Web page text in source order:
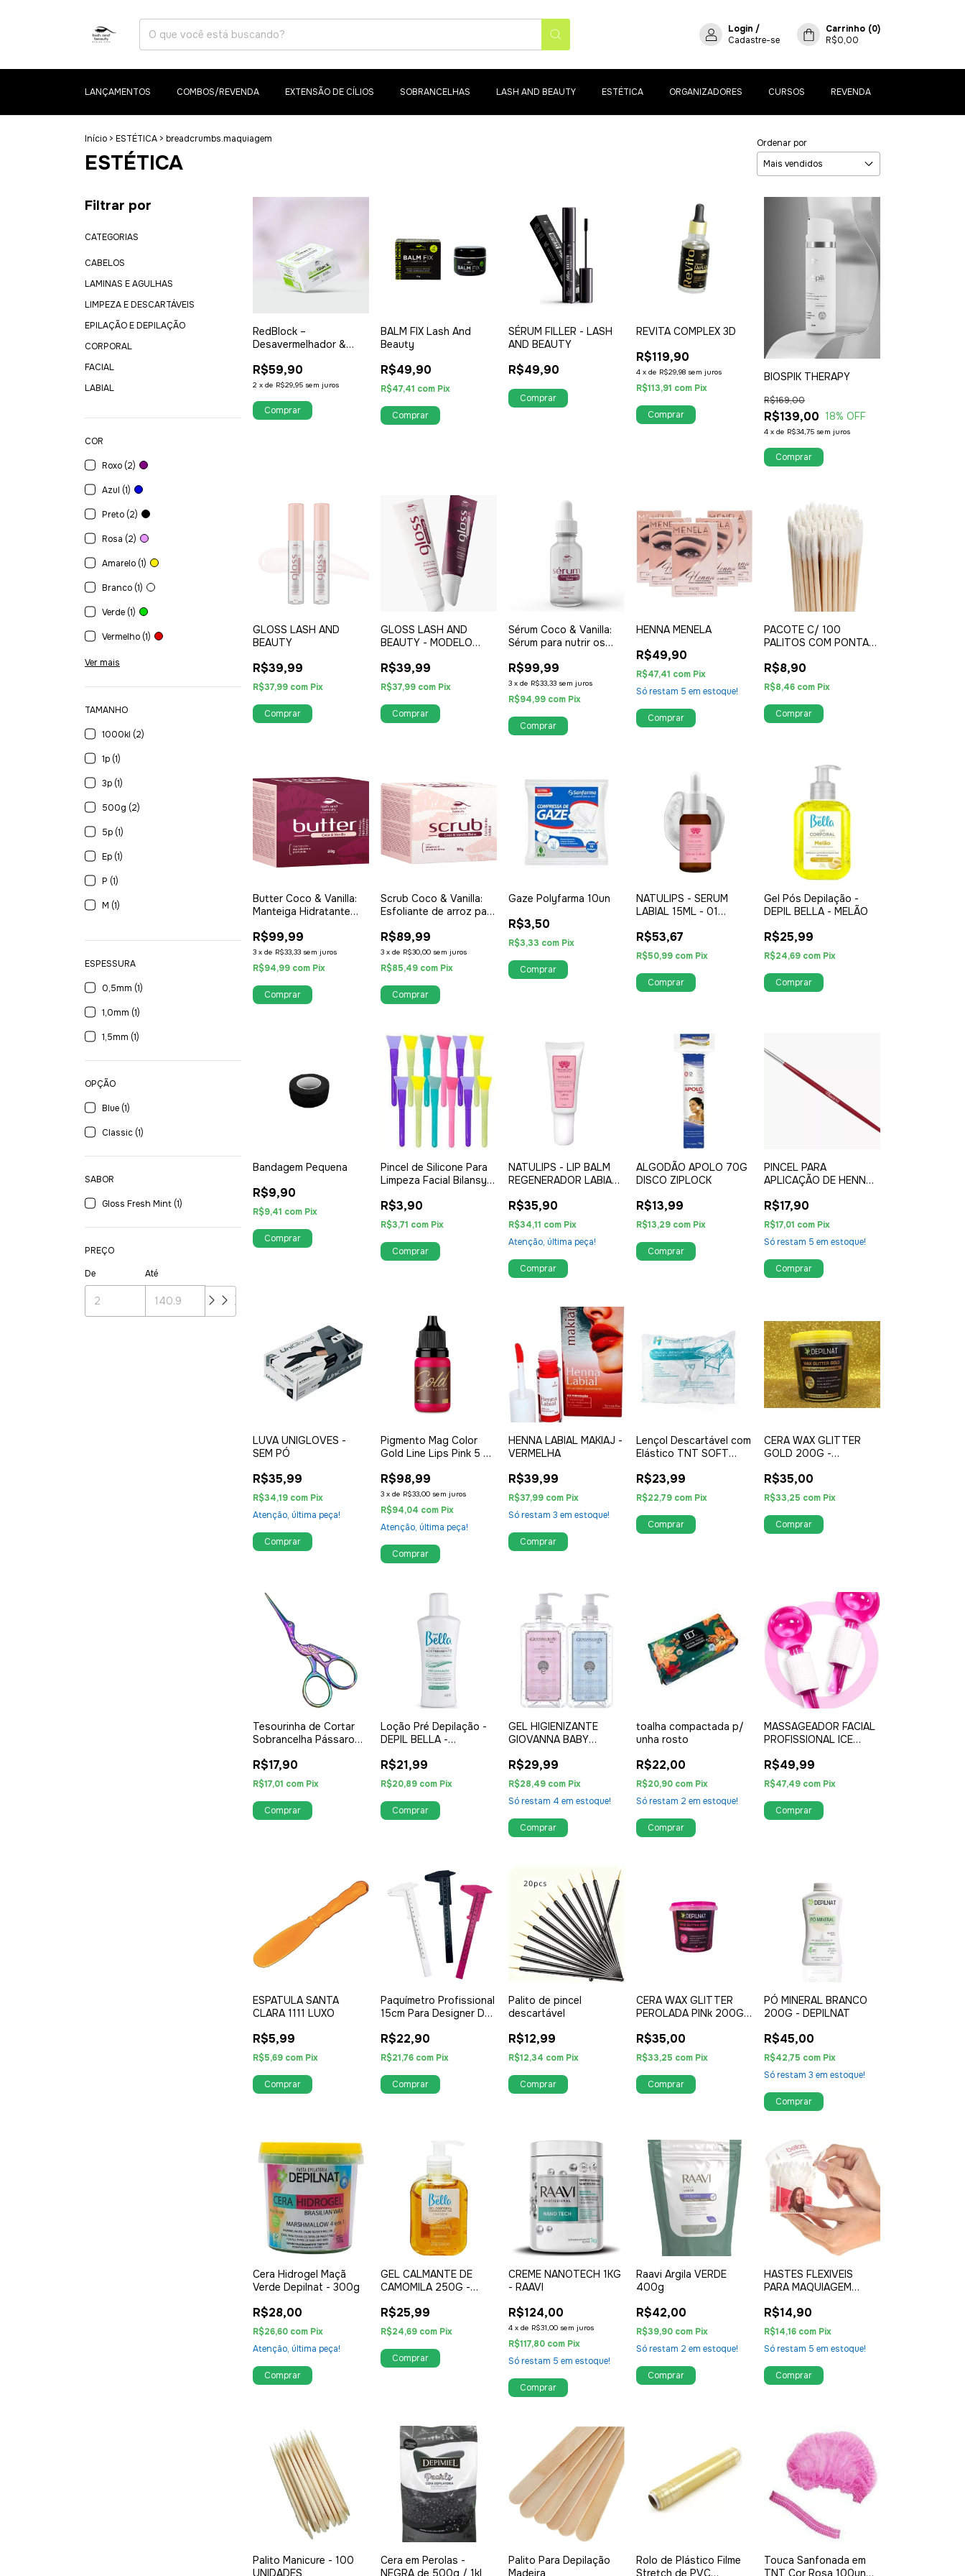
Login /
Cadastre-se
Carrinho (0)
R$0,00
LANÇAMENTOS COMBOS/REVENDA EXTENSÃO DE CÍLIOS SOBRANCELHAS LASH AND BEAUTY ESTÉTICA ORGANIZADORES CURSOS REVENDA
Início > ESTÉTICA > breadcrumbs.maquiagem
ESTÉTICA
Ordenar por
Filtrar por
CATEGORIAS
CABELOS
LAMINAS E AGULHAS
LIMPEZA E DESCARTÁVEIS
EPILAÇÃO E DEPILAÇÃO
CORPORAL
FACIAL
LABIAL
COR
Roxo (2)
Azul (1)
Preto (2)
Rosa (2)
Amarelo (1)
Branco (1)
Verde (1)
Vermelho (1)
Ver mais
TAMANHO
1000kl (2)
1p (1)
3p (1)
500g (2)
5p (1)
Ep (1)
P (1)
M (1)
ESPESSURA
0,5mm (1)
1,0mm (1)
1,5mm (1)
OPÇÃO
Blue (1)
Classic (1)
SABOR
Gloss Fresh Mint (1)
PREÇO
De
Até
RedBlock –
Desavermelhador &
R$59,90
2 xde R$29,95 sem juros
BALM FIX Lash And
Beauty
R$49,90
R$47,41 com Pix
SÉRUM FILLER - LASH
AND BEAUTY
R$49,90
REVITA COMPLEX 3D
R$119,90
4 xde R$29,98 sem juros
R$113,91 com Pix
BIOSPIK THERAPY
R$139,00
R$169,00
18% OFF
4 xde R$34,75 sem juros
GLOSS LASH AND
BEAUTY
R$39,99
R$37,99 com Pix
Comprar
GLOSS LASH AND
BEAUTY - MODELO
R$39,99
R$37,99 com Pix
Comprar
Sérum Coco & Vanilla:
Sérum para nutrir os
R$99,99
3 xde R$33,33 sem juros
R$94,99 com Pix
HENNA MENELA
R$49,90
R$47,41 com Pix
Só restam 5 em estoque!
Comprar
PACOTE C/ 100
PALITOS COM PONTA
R$8,90
R$8,46 com Pix
Butter Coco & Vanilla:
Manteiga Hidratante
R$99,99
3 xde R$33,33 sem juros
R$94,99 com Pix
Scrub Coco & Vanilla:
Esfoliante de arroz para
R$89,99
3 xde R$30,00 sem juros
R$85,49 com Pix
Gaze Polyfarma 10un
R$3,50
R$3,33 com Pix
NATULIPS - SERUM
LABIAL 15ML - 01
R$53,67
R$50,99 com Pix
Gel Pós Depilação -
DEPIL BELLA - MELÃO
R$25,99
R$24,69 com Pix
Bandagem Pequena
R$9,90
R$9,41 com Pix
Pincel de Silicone Para
Limpeza Facial Bilansy
R$3,90
R$3,71 com Pix
NATULIPS - LIP BALM
REGENERADOR LABIAL
R$35,90
R$34,11 com Pix
Atenção, última peça!
ALGODÃO APOLO 70G
DISCO ZIPLOCK
R$13,99
R$13,29 com Pix
PINCEL PARA
APLICAÇÃO DE HENNA
SOBRANCELHA REF
004 - THAUXI
R$17,90
R$17,01 com Pix
Só restam 5 em estoque!
LUVA UNIGLOVES -
SEM PÓ
R$35,99
R$34,19 com Pix
Atenção, última peça!
Comprar
Pigmento Mag Color
Gold Line Lips Pink 5 ml
R$98,99
3 xde R$33,00 sem juros
R$94,04 com Pix
Atenção, última peça!
HENNA LABIAL MAKIAJ -
VERMELHA
R$39,99
R$37,99 com Pix
Só restam3 em estoque!
Lençol Descartável com
Elástico TNT SOFT
R$23,99
R$22,79 com Pix
CERA WAX GLITTER
GOLD 200G -
R$35,00
R$33,25 com Pix
Tesourinha de Cortar
Sobrancelha Pássaro
R$17,90
R$17,01 com Pix
Loção Pré Depilação -
DEPIL BELLA -
R$21,99
R$20,89 com Pix
GEL HIGIENIZANTE
GIOVANNA BABY
R$29,99
R$28,49 com Pix
Só restam 4 em estoque!
Comprar
toalha compactada p/
unha rosto
R$22,00
R$20,90 com Pix
Só restam 2 em estoque!
MASSAGEADOR FACIAL
PROFISSIONAL ICE
ROSA
R$49,99
R$47,49 com Pix
ESPATULA SANTA
CLARA 1111 LUXO
R$5,99
R$5,69 com Pix
Paquímetro Profissional
15cm Para Designer De
R$22,90
R$21,76 com Pix
Palito de pincel
descartável
R$12,99
R$12,34 com Pix
CERA WAX GLITTER
PEROLADA PINk 200G -
R$35,00
R$33,25 com Pix
PÓ MINERAL BRANCO
200G - DEPILNAT
R$45,00
R$42,75 com Pix
Só restam3 em estoque!
Cera Hidrogel Maçã
Verde Depilnat - 300g
R$28,00
R$26,60 com Pix
Atenção, última peça!
GEL CALMANTE DE
CAMOMILA 250G -
R$25,99
R$24,69 com Pix
CREME NANOTECH 1KG
- RAAVI
R$124,00
4 xde R$31,00 sem juros
R$117,80 com Pix
Só restam 5 em estoque!
Raavi Argila VERDE
400g
R$42,00
R$39,90 com Pix
Só restam 2 em estoque!
HASTES FLEXIVEIS
PARA MAQUIAGEM
BELLACOTTON
R$14,90
R$14,16 com Pix
Só restam 5 em estoque!
Palito Manicure - 100
UNIDADES
Cera em Perolas -
NEGRA de 500g / 1kl
Palito Para Depilação
Madeira
Rolo de Plástico Filme
Stretch de PVC
Touca Sanfonada em
TNT Cor Rosa 100un